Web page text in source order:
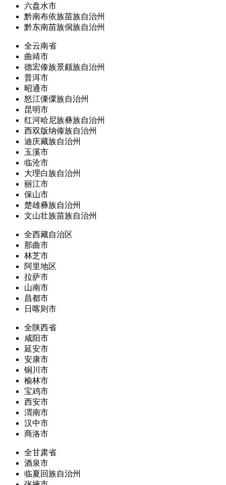
六盘水市
黔南布依族苗族自治州
黔东南苗族侗族自治州
全云南省
曲靖市
德宏傣族景颇族自治州
普洱市
昭通市
怒江傈僳族自治州
昆明市
红河哈尼族彝族自治州
西双版纳傣族自治州
迪庆藏族自治州
玉溪市
临沧市
大理白族自治州
丽江市
保山市
楚雄彝族自治州
文山壮族苗族自治州
全西藏自治区
那曲市
林芝市
阿里地区
拉萨市
山南市
昌都市
日喀则市
全陕西省
咸阳市
延安市
安康市
铜川市
榆林市
宝鸡市
西安市
渭南市
汉中市
商洛市
全甘肃省
酒泉市
临夏回族自治州